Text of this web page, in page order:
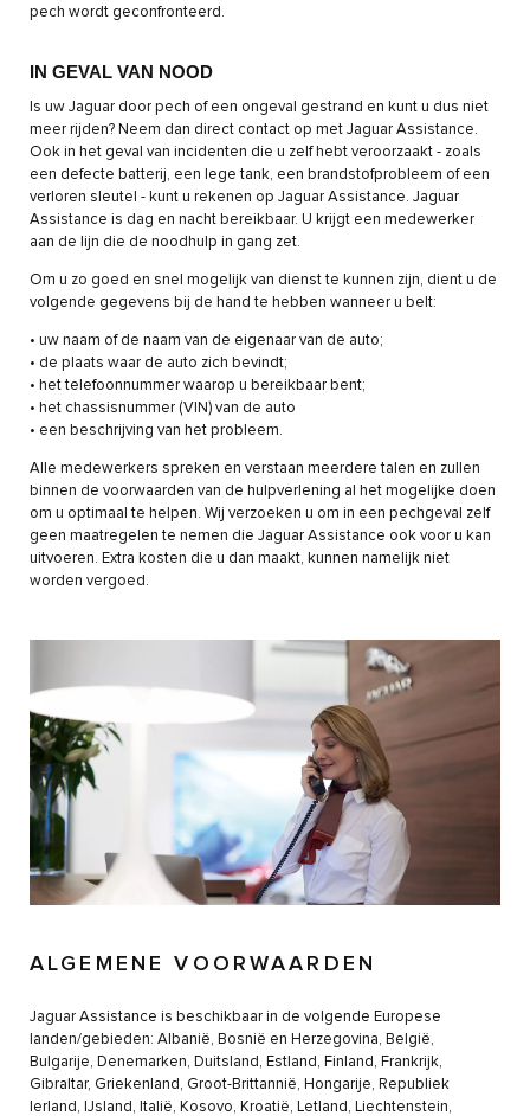
pech wordt geconfronteerd.
IN GEVAL VAN NOOD
Is uw Jaguar door pech of een ongeval gestrand en kunt u dus niet
meer rijden? Neem dan direct contact op met Jaguar Assistance.
Ook in het geval van incidenten die u zelf hebt veroorzaakt - zoals
een defecte batterij, een lege tank, een brandstofprobleem of een
verloren sleutel - kunt u rekenen op Jaguar Assistance. Jaguar
Assistance is dag en nacht bereikbaar. U krijgt een medewerker
aan de lijn die de noodhulp in gang zet.
Om u zo goed en snel mogelijk van dienst te kunnen zijn, dient u de
volgende gegevens bij de hand te hebben wanneer u belt:
• uw naam of de naam van de eigenaar van de auto;
• de plaats waar de auto zich bevindt;
• het telefoonnummer waarop u bereikbaar bent;
• het chassisnummer (VIN) van de auto
• een beschrijving van het probleem.
Alle medewerkers spreken en verstaan meerdere talen en zullen
binnen de voorwaarden van de hulpverlening al het mogelijke doen
om u optimaal te helpen. Wij verzoeken u om in een pechgeval zelf
geen maatregelen te nemen die Jaguar Assistance ook voor u kan
uitvoeren. Extra kosten die u dan maakt, kunnen namelijk niet
worden vergoed.
ALGEMENE VOORWAARDEN
Jaguar Assistance is beschikbaar in de volgende Europese
landen/gebieden: Albanië, Bosnië en Herzegovina, België,
Bulgarije, Denemarken, Duitsland, Estland, Finland, Frankrijk,
Gibraltar, Griekenland, Groot-Brittannië, Hongarije, Republiek
Ierland, IJsland, Italië, Kosovo, Kroatië, Letland, Liechtenstein,